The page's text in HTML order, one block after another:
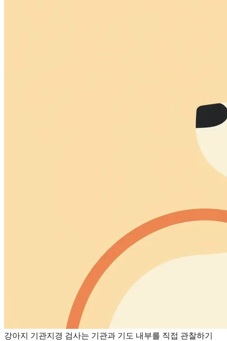
강아지 기관지경 검사는 기관과 기도 내부를 직접 관찰하기